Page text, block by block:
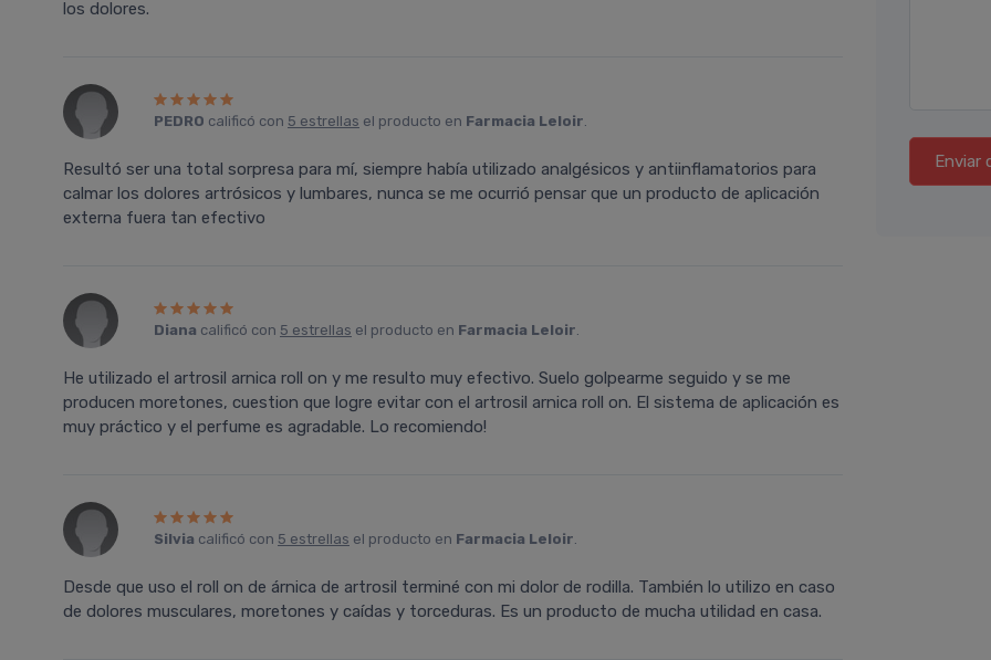
los dolores.
PEDRO calificó con 5 estrellas el producto en Farmacia Leloir.
Resultó ser una total sorpresa para mí, siempre había utilizado analgésicos y antiinflamatorios para
calmar los dolores artrósicos y lumbares, nunca se me ocurrió pensar que un producto de aplicación
externa fuera tan efectivo
Diana calificó con 5 estrellas el producto en Farmacia Leloir.
He utilizado el artrosil arnica roll on y me resulto muy efectivo. Suelo golpearme seguido y se me
producen moretones, cuestion que logre evitar con el artrosil arnica roll on. El sistema de aplicación es
muy práctico y el perfume es agradable. Lo recomiendo!
Silvia calificó con 5 estrellas el producto en Farmacia Leloir.
Desde que uso el roll on de árnica de artrosil terminé con mi dolor de rodilla. También lo utilizo en caso
de dolores musculares, moretones y caídas y torceduras. Es un producto de mucha utilidad en casa.
Enviar